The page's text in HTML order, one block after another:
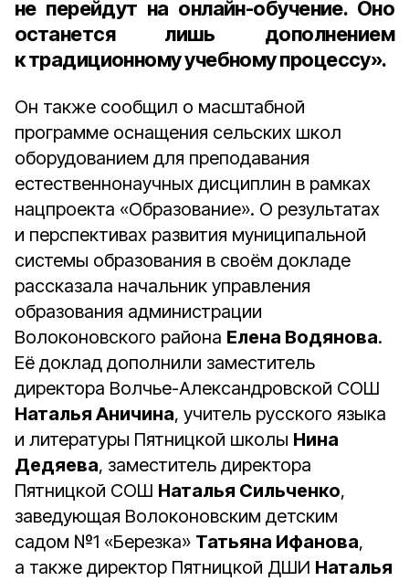
не перейдут на онлайн-обучение. Оно
останется лишь дополнением
к традиционному учебному процессу».
Он также сообщил о масштабной
программе оснащения сельских школ
оборудованием для преподавания
естественнонаучных дисциплин в рамках
нацпроекта «Образование». О результатах
и перспективах развития муниципальной
системы образования в своём докладе
рассказала начальник управления
образования администрации
Волоконовского района Елена Водянова.
Её доклад дополнили заместитель
директора Волчье-Александровской СОШ
Наталья Аничина, учитель русского языка
и литературы Пятницкой школы Нина
Дедяева, заместитель директора
Пятницкой СОШ Наталья Сильченко,
заведующая Волоконовским детским
садом №1 «Березка» Татьяна Ифанова,
а также директор Пятницкой ДШИ Наталья